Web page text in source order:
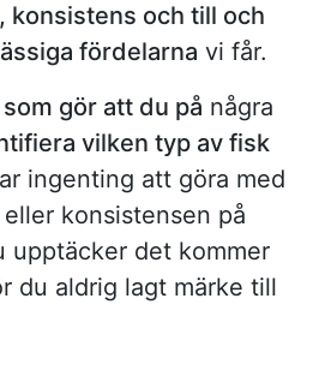
konsistens och till och
fördelarna vi får.
gör att du på några
vilken typ av fisk
ingenting att göra med
konsistensen på
upptäcker det kommer
du aldrig lagt märke till